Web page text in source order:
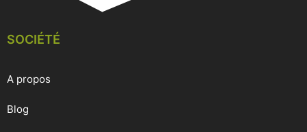
SOCIÉTÉ
A propos
Blog